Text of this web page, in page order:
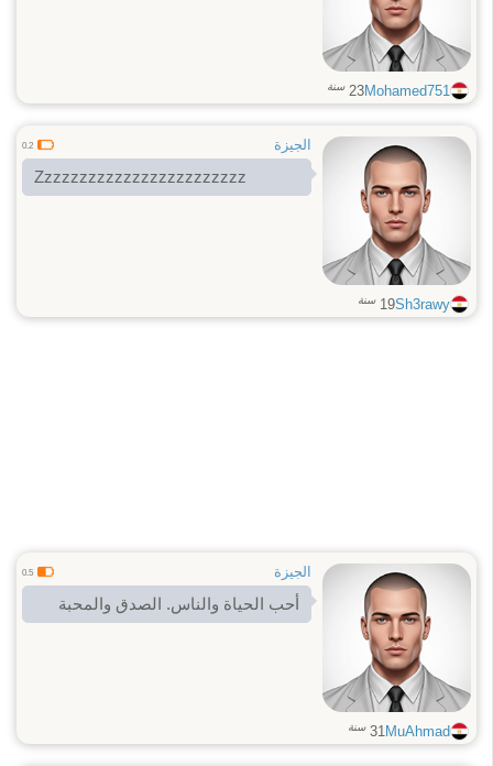
Mohamed751
23 سنة
الجيزة 0.2
Zzzzzzzzzzzzzzzzzzzzzzzz
Sh3rawy
19 سنة
الجيزة 0.5
أحب الحياة والناس. الصدق والمحبة
MuAhmad
31 سنة